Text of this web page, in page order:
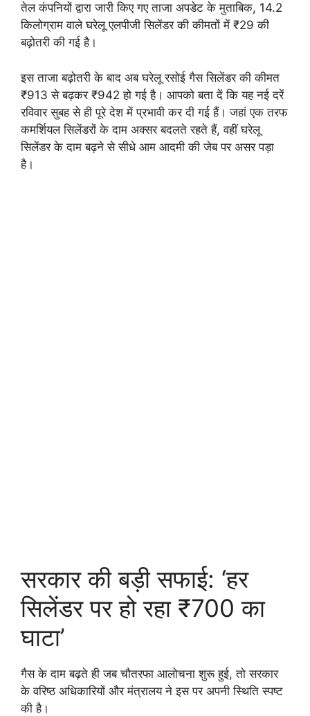
तेल कंपनियों द्वारा जारी किए गए ताजा अपडेट के मुताबिक, 14.2
किलोग्राम वाले घरेलू एलपीजी सिलेंडर की कीमतों में ₹29 की
बढ़ोतरी की गई है।
इस ताजा बढ़ोतरी के बाद अब घरेलू रसोई गैस सिलेंडर की कीमत
₹913 से बढ़कर ₹942 हो गई है। आपको बता दें कि यह नई दरें
रविवार सुबह से ही पूरे देश में प्रभावी कर दी गई हैं। जहां एक तरफ
कमर्शियल सिलेंडरों के दाम अक्सर बदलते रहते हैं, वहीं घरेलू
सिलेंडर के दाम बढ़ने से सीधे आम आदमी की जेब पर असर पड़ा
है।
सरकार की बड़ी सफाई: ‘हर
सिलेंडर पर हो रहा ₹700 का
घाटा’
गैस के दाम बढ़ते ही जब चौतरफा आलोचना शुरू हुई, तो सरकार
के वरिष्ठ अधिकारियों और मंत्रालय ने इस पर अपनी स्थिति स्पष्ट
की है।